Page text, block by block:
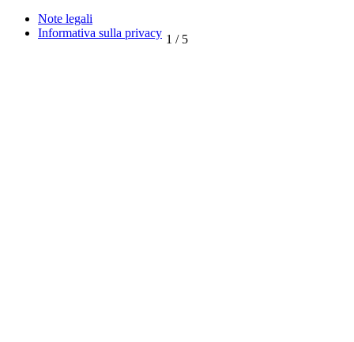
1 / 5
Note legali
Informativa sulla privacy